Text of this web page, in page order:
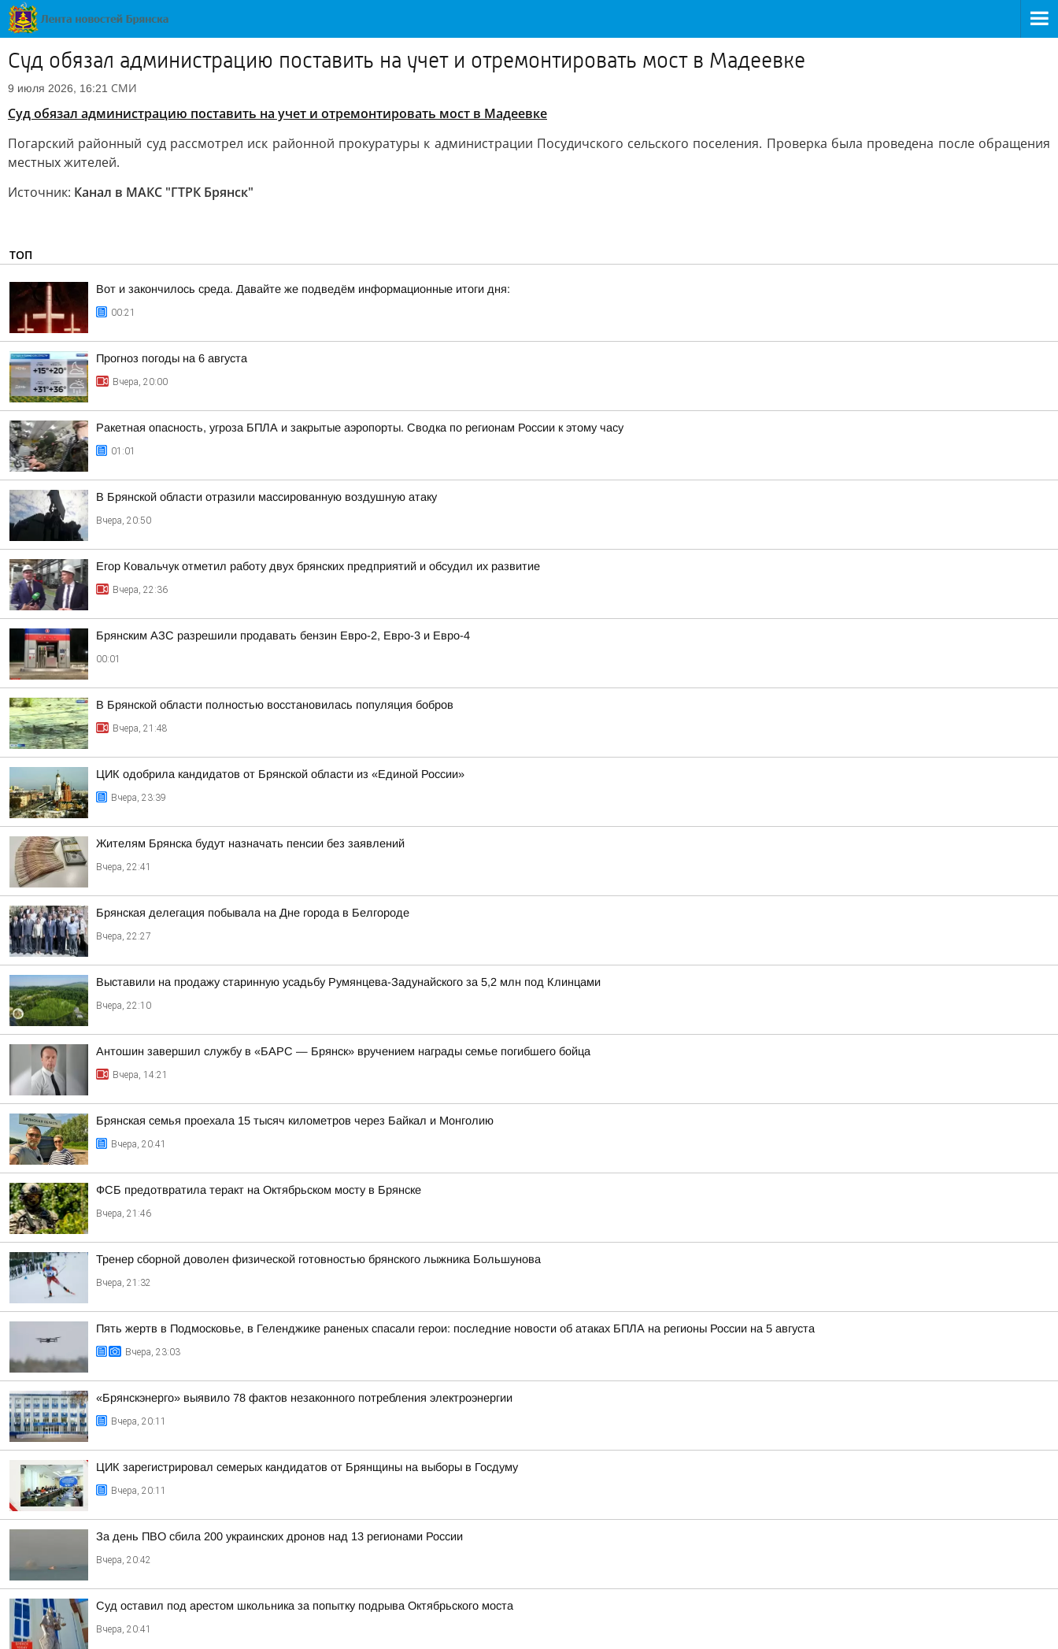
Суд обязал администрацию поставить на учет и отремонтировать мост в Мадеевке
9 июля 2026, 16:21 СМИ
Суд обязал администрацию поставить на учет и отремонтировать мост в Мадеевке
Погарский районный суд рассмотрел иск районной прокуратуры к администрации Посудичского сельского поселения. Проверка была проведена после обращения
местных жителей.
Источник: Канал в МАКС "ГТРК Брянск"
ТОП
Вот и закончилось среда. Давайте же подведём информационные итоги дня:
00:21
Прогноз погоды на 6 августа
Вчера, 20:00
Ракетная опасность, угроза БПЛА и закрытые аэропорты. Сводка по регионам России к этому часу
01:01
В Брянской области отразили массированную воздушную атаку
Вчера, 20:50
Егор Ковальчук отметил работу двух брянских предприятий и обсудил их развитие
Вчера, 22:36
Брянским АЗС разрешили продавать бензин Евро-2, Евро-3 и Евро-4
00:01
В Брянской области полностью восстановилась популяция бобров
Вчера, 21:48
ЦИК одобрила кандидатов от Брянской области из «Единой России»
Вчера, 23:39
Жителям Брянска будут назначать пенсии без заявлений
Вчера, 22:41
Брянская делегация побывала на Дне города в Белгороде
Вчера, 22:27
Выставили на продажу старинную усадьбу Румянцева-Задунайского за 5,2 млн под Клинцами
Вчера, 22:10
Антошин завершил службу в «БАРС — Брянск» вручением награды семье погибшего бойца
Вчера, 14:21
Брянская семья проехала 15 тысяч километров через Байкал и Монголию
Вчера, 20:41
ФСБ предотвратила теракт на Октябрьском мосту в Брянске
Вчера, 21:46
Тренер сборной доволен физической готовностью брянского лыжника Большунова
Вчера, 21:32
Пять жертв в Подмосковье, в Геленджике раненых спасали герои: последние новости об атаках БПЛА на регионы России на 5 августа
Вчера, 23:03
«Брянскэнерго» выявило 78 фактов незаконного потребления электроэнергии
Вчера, 20:11
ЦИК зарегистрировал семерых кандидатов от Брянщины на выборы в Госдуму
Вчера, 20:11
За день ПВО сбила 200 украинских дронов над 13 регионами России
Вчера, 20:42
Суд оставил под арестом школьника за попытку подрыва Октябрьского моста
Вчера, 20:41